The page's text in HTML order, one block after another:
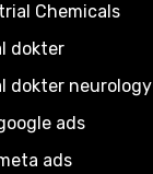
Chemicals
dokter
dokter neurology
ads
ads